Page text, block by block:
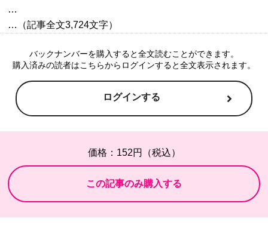
…
バックナンバーを購入すると全文読むことができます。
購入済みの読者はこちらからログインすると全文表示されます。
ログインする
価格：152円（税込）